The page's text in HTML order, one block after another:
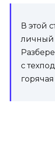
В этой
личный
с